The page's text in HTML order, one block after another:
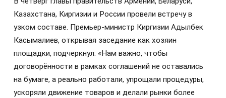
Казахстана, Киргизии и России провели встречу в
узком составе. Премьер-министр Киргизии Адылбек
Касымалиев, открывая заседание как хозяин
площадки, подчеркнул: «Нам важно, чтобы
договорённости в рамках соглашений не оставались
на бумаге, а реально работали, упрощали процедуры,
ускоряли движение товаров и делали рынки более